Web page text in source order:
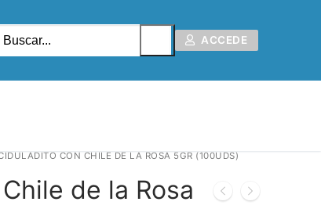
ACCEDE
CON CHILE DE LA ROSA 5GR (100UDS)
de la Rosa